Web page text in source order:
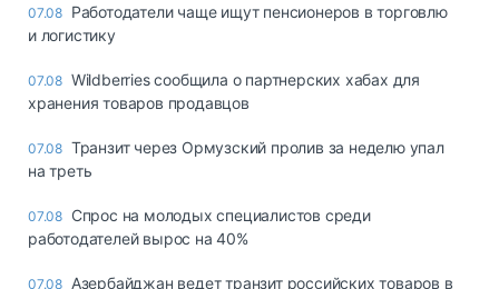
07.08 Работодатели чаще ищут пенсионеров в торговлю
и логистику
07.08 Wildberries сообщила о партнерских хабах для
хранения товаров продавцов
07.08 Транзит через Ормузский пролив за неделю упал
на треть
07.08 Спрос на молодых специалистов среди
работодателей вырос на 40%
07.08 Азербайджан ведет транзит российских товаров в